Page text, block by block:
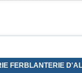
FERBLANTERIE